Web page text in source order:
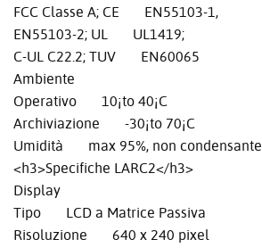
FCC Classe A; CE EN55103-1,
EN55103-2; UL UL1419;
C-UL C22.2; TUV EN60065
Ambiente
Operativo 10¡to 40¡C
Archiviazione -30¡to 70¡C
Umidità max 95%, non condensante
<h3>Specifiche LARC2</h3>
Display
Tipo LCD a Matrice Passiva
Risoluzione 640 x 240 pixel